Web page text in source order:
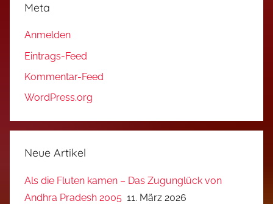
Meta
Anmelden
Eintrags-Feed
Kommentar-Feed
WordPress.org
Neue Artikel
Als die Fluten kamen – Das Zugunglück von
Andhra Pradesh 2005 11. März 2026